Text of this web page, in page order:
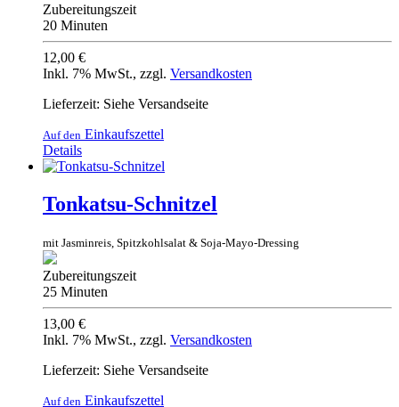
Zubereitungszeit
20 Minuten
12,00 €
Inkl. 7% MwSt., zzgl. Versandkosten
Lieferzeit: Siehe Versandseite
Auf den Einkaufszettel
Details
Tonkatsu-Schnitzel
mit Jasminreis, Spitzkohlsalat & Soja-Mayo-Dressing
Zubereitungszeit
25 Minuten
13,00 €
Inkl. 7% MwSt., zzgl. Versandkosten
Lieferzeit: Siehe Versandseite
Auf den Einkaufszettel